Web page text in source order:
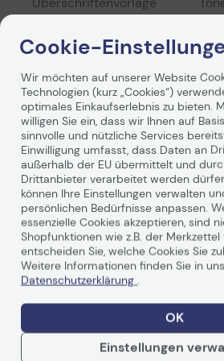
Bezeichnung des
242c
Shop
Herstellernummer
Verpackungseinheit
(lang)
St.
Produkttyp
geeignet für
HL-
Artikelnummer
Weiterlesen
Bewertungen
Zusammenfassung
0 von 5
0%
Cookie-
Wir möchten auf unserer Website
Technologien (kurz „Cookies“)
optimales Einkaufserlebnis zu bieten.
willigen Sie ein, dass wir Ihnen auf
sinnvolle und nützliche Services
Einwilligung umfasst, dass Daten an
außerhalb der EU übermittelt und
Drittanbieter verarbeitet werden
können Ihre Einstellungen verwalten
persönlichen Bedürfnisse anpassen.
essenzielle Cookies akzeptieren, sind
Shopfunktionen wie z.B. der
entscheiden Sie, welche Cookies Sie
Weitere Informationen finden Sie in
Datenschutzerklärung .
OK
Einstellungen